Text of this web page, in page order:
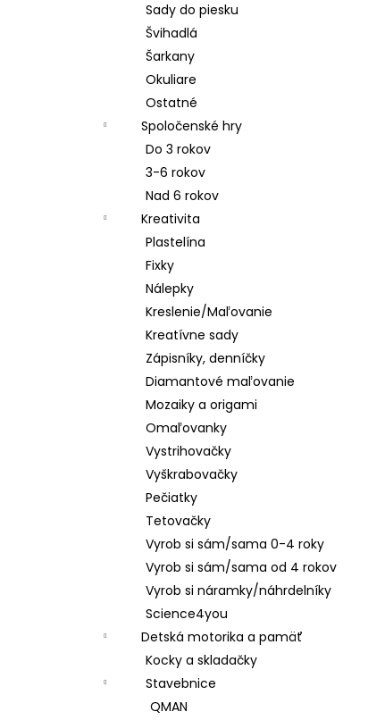
Sady do piesku
Švihadlá
Šarkany
Okuliare
Ostatné
Spoločenské hry
Do 3 rokov
3-6 rokov
Nad 6 rokov
Kreativita
Plastelína
Fixky
Nálepky
Kreslenie/Maľovanie
Kreatívne sady
Zápisníky, denníčky
Diamantové maľovanie
Mozaiky a origami
Omaľovanky
Vystrihovačky
Vyškrabovačky
Pečiatky
Tetovačky
Vyrob si sám/sama 0-4 roky
Vyrob si sám/sama od 4 rokov
Vyrob si náramky/náhrdelníky
Science4you
Detská motorika a pamäť
Kocky a skladačky
Stavebnice
QMAN